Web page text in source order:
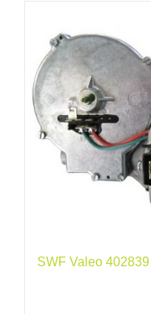
SWF Valeo 402839